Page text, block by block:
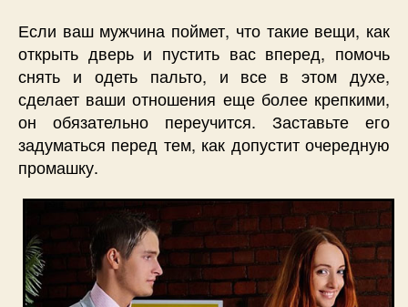
Если ваш мужчина поймет, что такие вещи, как
открыть дверь и пустить вас вперед, помочь
снять и одеть пальто, и все в этом духе,
сделает ваши отношения еще более крепкими,
он обязательно переучится. Заставьте его
задуматься перед тем, как допустит очередную
промашку.